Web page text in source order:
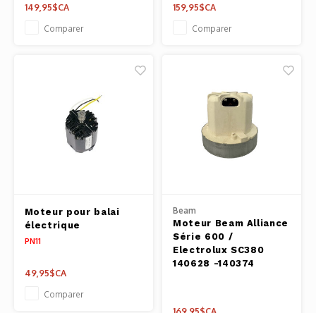
149,95$CA
Comparer
159,95$CA
Comparer
Moteur pour balai
électrique
PN11
49,95$CA
Comparer
Beam
Moteur Beam Alliance
Série 600 /
Electrolux SC380
140628 -140374